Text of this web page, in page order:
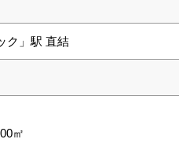
ク」駅 直結
㎡